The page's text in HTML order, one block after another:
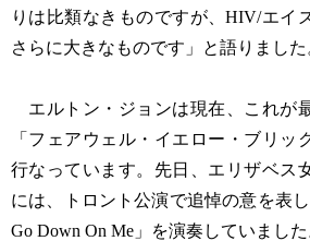
りは比類なきものですが、HIV/エイ
さらに大きなものです」と語りました
エルトン・ジョンは現在、これが
「フェアウェル・イエロー・ブリッ
行なっています。先日、エリザベス
には、トロント公演で追悼の意を表し
Go Down On Me」を演奏していました